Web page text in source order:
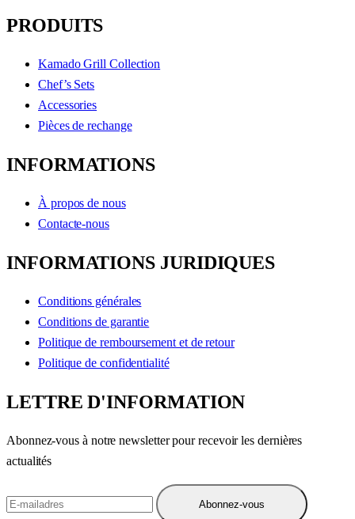
PRODUITS
Kamado Grill Collection
Chef’s Sets
Accessories
Pièces de rechange
INFORMATIONS
À propos de nous
Contacte-nous
INFORMATIONS JURIDIQUES
Conditions générales
Conditions de garantie
Politique de remboursement et de retour
Politique de confidentialité
LETTRE D'INFORMATION
Abonnez-vous à notre newsletter pour recevoir les dernières
actualités
Abonnez-vous